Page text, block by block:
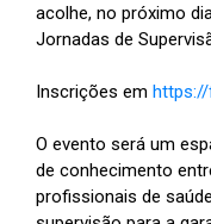
acolhe, no próximo
Jornadas de
Inscrições em
O evento será um
de conhecimento
profissionais de